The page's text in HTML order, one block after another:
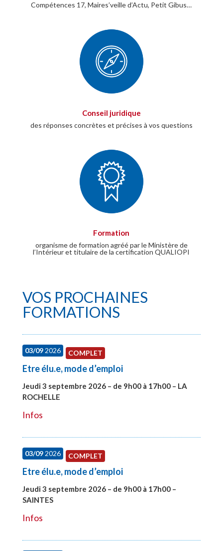
Compétences 17, Maires’veille d’Actu, Petit Gibus…
Conseil juridique
des réponses concrètes et précises à vos questions
Formation
organisme de formation agréé par le Ministère de
l’Intérieur et titulaire de la certification QUALIOPI
VOS PROCHAINES
FORMATIONS
03/092026 COMPLET
Etre élu.e, mode d’emploi
Jeudi 3 septembre 2026 – de 9h00 à 17h00 – LA
ROCHELLE
Infos
03/092026 COMPLET
Etre élu.e, mode d’emploi
Jeudi 3 septembre 2026 – de 9h00 à 17h00 –
SAINTES
Infos